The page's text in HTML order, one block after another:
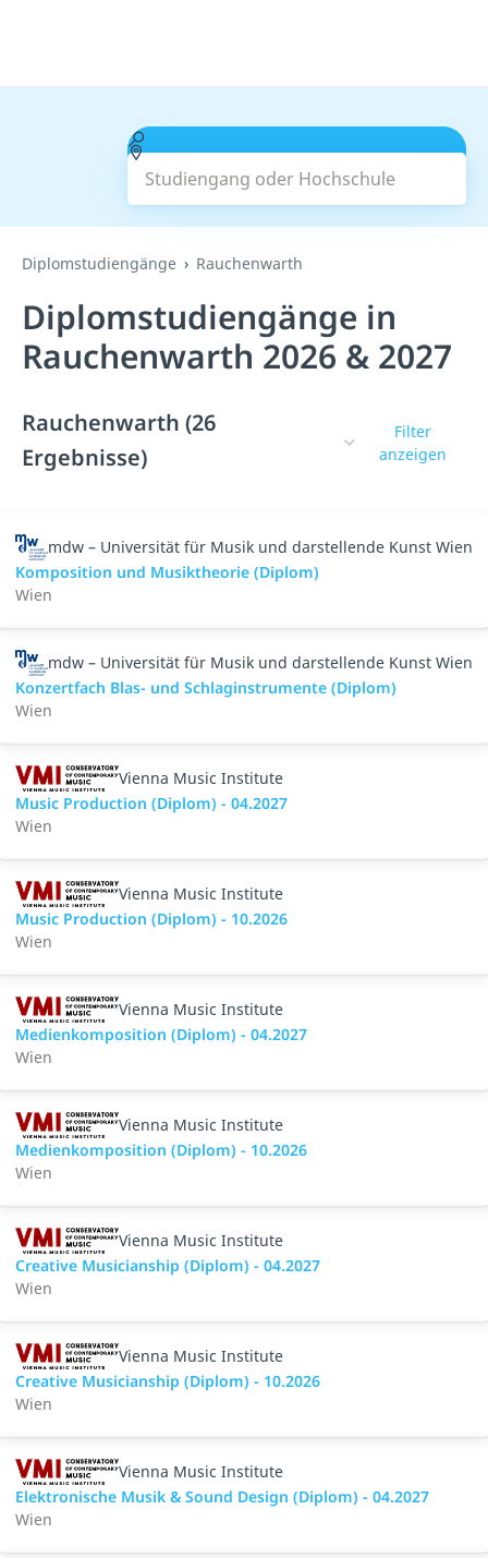
Studiengang oder Hochschule
Suchen
Diplomstudiengänge Rauchenwarth
Diplomstudiengänge in
Rauchenwarth 2026 & 2027
Rauchenwarth (26
Ergebnisse)
Filter
anzeigen
mdw – Universität für Musik und darstellende Kunst Wien
Komposition und Musiktheorie (Diplom)
Wien
mdw – Universität für Musik und darstellende Kunst Wien
Konzertfach Blas- und Schlaginstrumente (Diplom)
Wien
Vienna Music Institute
Music Production (Diplom) - 04.2027
Wien
Vienna Music Institute
Music Production (Diplom) - 10.2026
Wien
Vienna Music Institute
Medienkomposition (Diplom) - 04.2027
Wien
Vienna Music Institute
Medienkomposition (Diplom) - 10.2026
Wien
Vienna Music Institute
Creative Musicianship (Diplom) - 04.2027
Wien
Vienna Music Institute
Creative Musicianship (Diplom) - 10.2026
Wien
Vienna Music Institute
Elektronische Musik & Sound Design (Diplom) - 04.2027
Wien